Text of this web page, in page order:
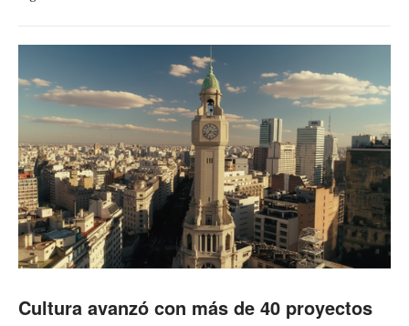
Cultura avanzó con más de 40 proyectos